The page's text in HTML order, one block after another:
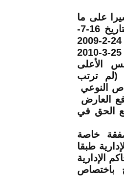
وسيرا على ما
جرى عليه قضاء محكمة النقض ( القرار عدد 70 الصادر بتاريخ 16-7-
،القرار عدد 155 الصادر بتاريخ 24-2-2009
ملف عدد 302-4-1-2006 ،القرار عدد 229 الصادر بتاريخ 25-3-2010
المجلس الأعلى
)لم ترتب
النوعي
العارض
الحق في
خاصة
طبقا
المحاكم الإدارية
باختصاص